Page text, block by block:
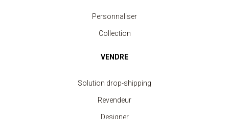
Personnaliser
Collection
VENDRE
Solution drop-shipping
Revendeur
Designer